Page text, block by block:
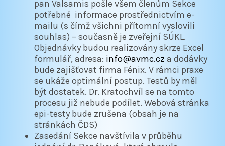
pan Valsamis pošle všem členům Sekce
potřebné informace prostřednictvím e-
mailu (s čímž všichni přítomní vyslovili
souhlas) – současně je zveřejní SÚKL.
Objednávky budou realizovány skrze Excel
formulář, adresa: info@avmc.cz a dodávky
bude zajišťovat firma Fénix. V rámci praxe
se ukáže optimální postup. Testů by měl
být dostatek. Dr. Kratochvíl se na tomto
procesu již nebude podílet. Webová stránka
epi-testy bude zrušena (obsah je na
stránkách ČDS)
Zasedání Sekce navštívila v průběhu